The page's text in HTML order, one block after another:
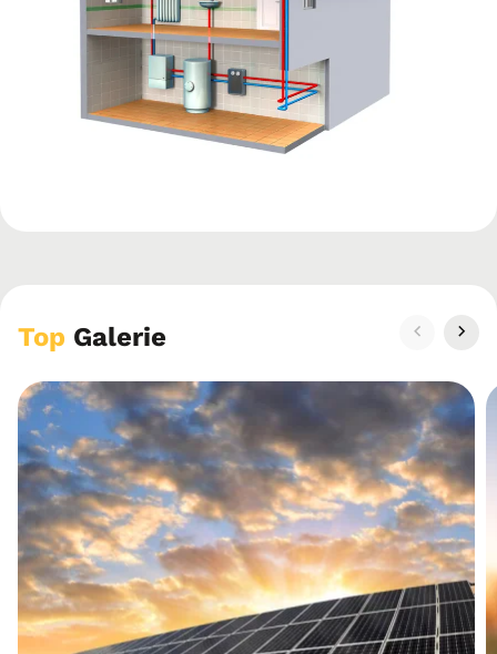
Top Galerie